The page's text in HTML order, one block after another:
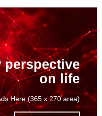
perspective
on life
Here (365 x 270 area)